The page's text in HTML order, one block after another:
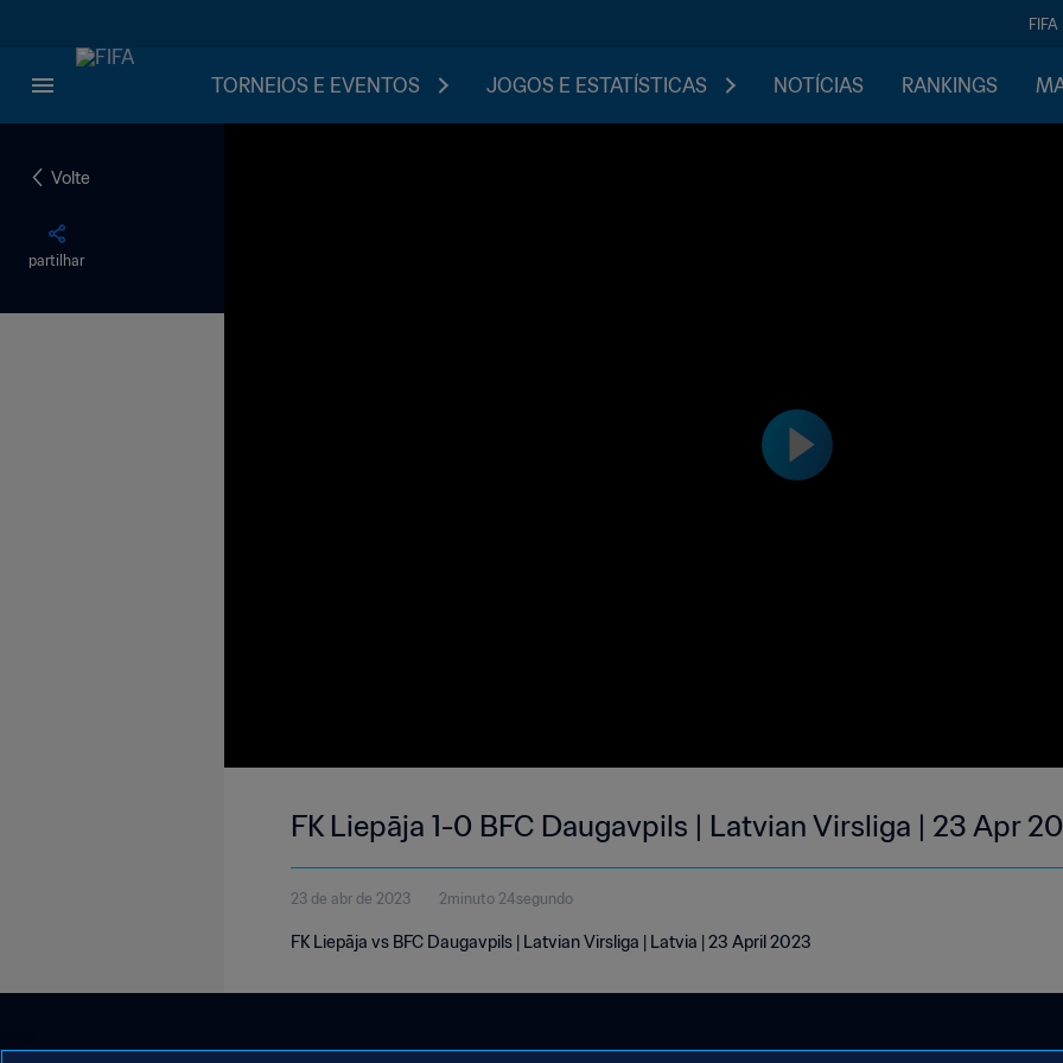
FIFA
TORNEIOS E EVENTOS JOGOS E ESTATÍSTICAS NOTÍCIAS RANKINGS
Volte
partilhar
FK Liepāja 1-0 BFC Daugavpils | Latvian Virsliga | 23 Apr
23 de abr de 2023 2minuto 24segundo
FK Liepāja vs BFC Daugavpils | Latvian Virsliga | Latvia | 23 April 2023